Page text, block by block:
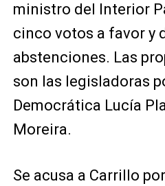
ministro del Interior
cinco votos a favor y
abstenciones. Las
son las legisladoras
Democrática Lucía
Moreira.
Se acusa a Carrillo